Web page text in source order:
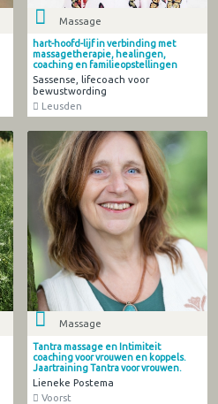
Massage
hart-hoofd-lijf in verbinding met
massagetherapie, healingen,
coaching en familieopstellingen
Sassense, lifecoach voor
bewustwording
Leusden
Massage
Tantra massage en Intimiteit
coaching voor vrouwen en koppels.
Jaartraining Tantra voor vrouwen.
Lieneke Postema
Voorst